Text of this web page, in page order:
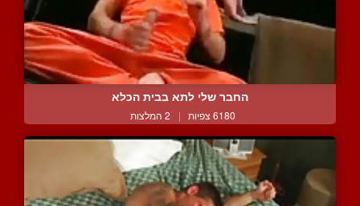
החבר שלי לתא בבית הכלא
6180 צפיות | 2 המלצות